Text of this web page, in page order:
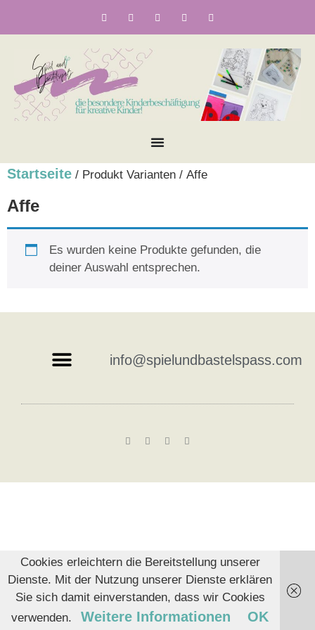
Startseite / Produkt Varianten / Affe
Affe
Es wurden keine Produkte gefunden, die
deiner Auswahl entsprechen.
info@spielundbastelspass.com
Cookies erleichtern die Bereitstellung unserer
Dienste. Mit der Nutzung unserer Dienste erklären
Sie sich damit einverstanden, dass wir Cookies
verwenden.
Weitere Informationen OK